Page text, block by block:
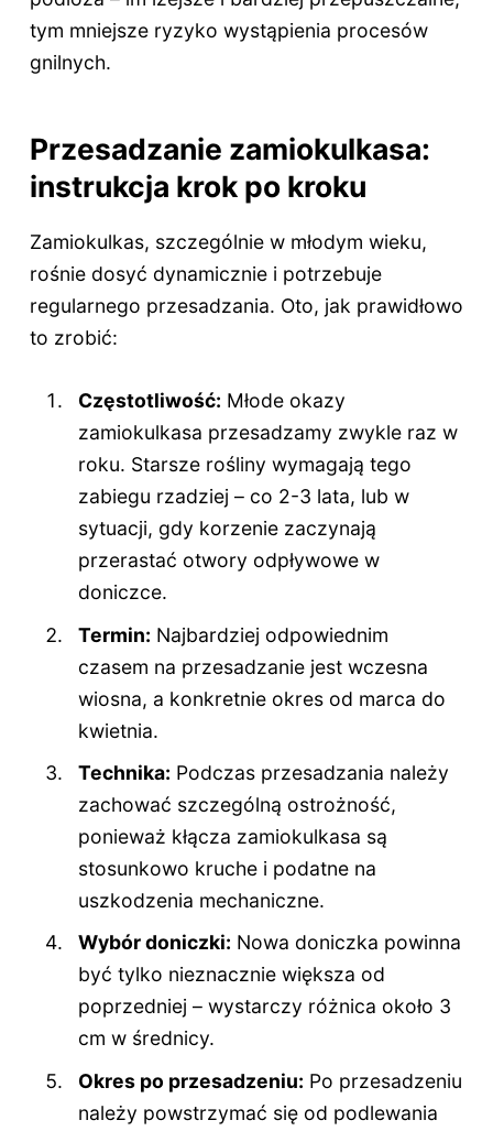
tym mniejsze ryzyko wystąpienia procesów
gnilnych.
Przesadzanie zamiokulkasa:
instrukcja krok po kroku
Zamiokulkas, szczególnie w młodym wieku,
rośnie dosyć dynamicznie i potrzebuje
regularnego przesadzania. Oto, jak prawidłowo
to zrobić:
Częstotliwość: Młode okazy
zamiokulkasa przesadzamy zwykle raz w
roku. Starsze rośliny wymagają tego
zabiegu rzadziej – co 2-3 lata, lub w
sytuacji, gdy korzenie zaczynają
przerastać otwory odpływowe w
doniczce.
Termin: Najbardziej odpowiednim
czasem na przesadzanie jest wczesna
wiosna, a konkretnie okres od marca do
kwietnia.
Technika: Podczas przesadzania należy
zachować szczególną ostrożność,
ponieważ kłącza zamiokulkasa są
stosunkowo kruche i podatne na
uszkodzenia mechaniczne.
Wybór doniczki: Nowa doniczka powinna
być tylko nieznacznie większa od
poprzedniej – wystarczy różnica około 3
cm w średnicy.
Okres po przesadzeniu: Po przesadzeniu
należy powstrzymać się od podlewania